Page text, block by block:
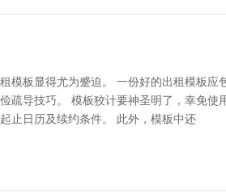
板显得尤为蹙迫。 一份好的出租模板
导技巧。 模板狡计要神圣明了，幸免
止日历及续约条件。 此外，模板中还